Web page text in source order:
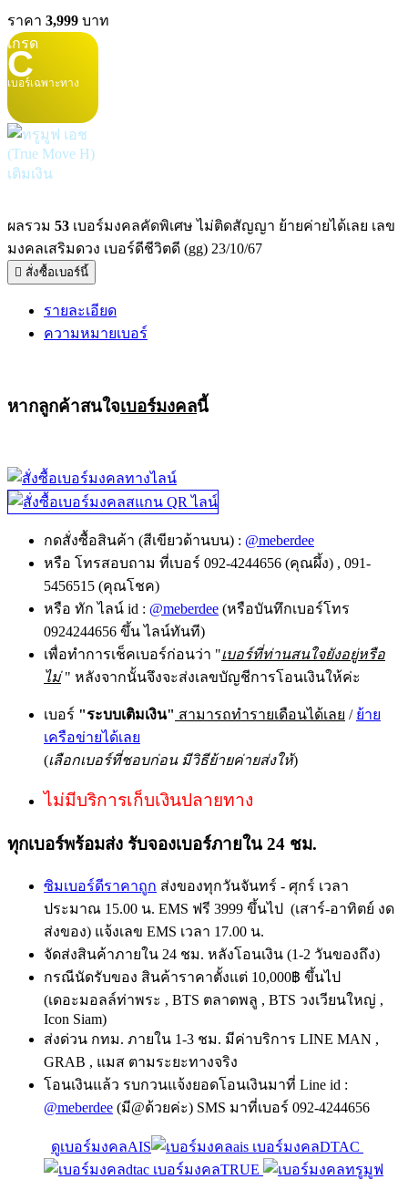
ราคา 3,999 บาท
เกรด
C
เบอร์เฉพาะทาง
เติมเงิน
ผลรวม 53 เบอร์มงคลคัดพิเศษ ไม่ติดสัญญา ย้ายค่ายได้เลย เลข
มงคลเสริมดวง เบอร์ดีชีวิตดี (gg) 23/10/67
สั่งซื้อเบอร์นี้
รายละเอียด
ความหมายเบอร์
หากลูกค้าสนใจเบอร์มงคลนี้
กดสั่งซื้อสินค้า (สีเขียวด้านบน) : @meberdee
หรือ โทรสอบถาม ที่เบอร์ 092-4244656 (คุณผึ้ง) , 091-
5456515 (คุณโชค)
หรือ ทัก ไลน์ id : @meberdee (หรือบันทึกเบอร์โทร
0924244656 ขึ้น ไลน์ทันที)
เพื่อทำการเช็คเบอร์ก่อนว่า "เบอร์ที่ท่านสนใจยังอยู่หรือ
ไม่" หลังจากนั้นจึงจะส่งเลขบัญชีการโอนเงินให้ค่ะ
เบอร์ "ระบบเติมเงิน" สามารถทำรายเดือนได้เลย / ย้าย
เครือข่ายได้เลย
(เลือกเบอร์ที่ชอบก่อน มีวิธีย้ายค่ายส่งให้)
ไม่มีบริการเก็บเงินปลายทาง
ทุกเบอร์พร้อมส่ง รับจองเบอร์ภายใน 24 ชม.
ซิมเบอร์ดีราคาถูก ส่งของทุกวันจันทร์ - ศุกร์ เวลา
ประมาณ 15.00 น. EMS ฟรี 3999 ขึ้นไป (เสาร์-อาทิตย์ งด
ส่งของ) แจ้งเลข EMS เวลา 17.00 น.
จัดส่งสินค้าภายใน 24 ชม. หลังโอนเงิน (1-2 วันของถึง)
กรณีนัดรับของ สินค้าราคาตั้งแต่ 10,000฿ ขึ้นไป
(เดอะมอลล์ท่าพระ , BTS ตลาดพลู , BTS วงเวียนใหญ่ ,
Icon Siam)
ส่งด่วน กทม. ภายใน 1-3 ชม. มีค่าบริการ LINE MAN ,
GRAB , แมส ตามระยะทางจริง
โอนเงินแล้ว รบกวนแจ้งยอดโอนเงินมาที่ Line id :
@meberdee (มี@ด้วยค่ะ) SMS มาที่เบอร์ 092-4244656
ดูเบอร์มงคลAIS
เบอร์มงคลDTAC
เบอร์มงคลTRUE